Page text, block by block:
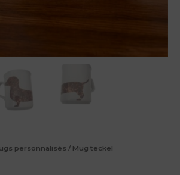
personnalisés / Mug teckel